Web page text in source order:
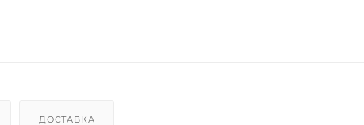
ДОСТАВКА